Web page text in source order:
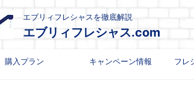
エブリィフレシャスを徹底解説
エブリィフレシャス.com
購入プラン キャンペーン情報 フレ